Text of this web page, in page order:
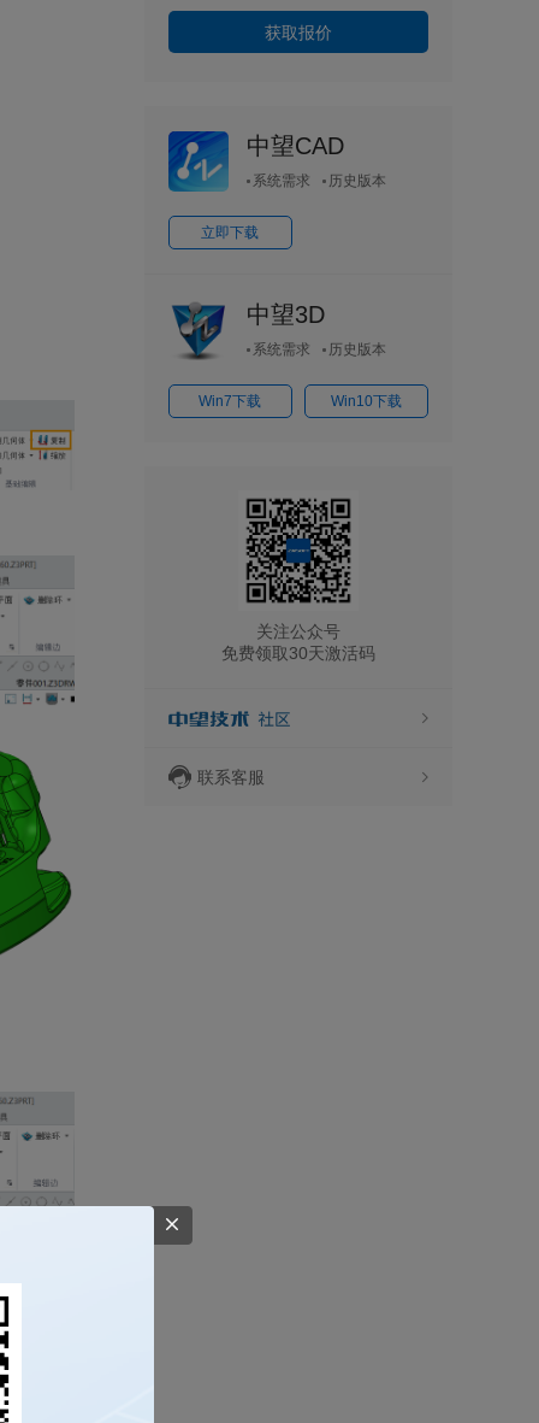
中望CAD
系统需求 历史版本
立即下载
中望3D
系统需求 历史版本
Win7下载 Win10下载
关注公众号
免费领取30天激活码
联系客服